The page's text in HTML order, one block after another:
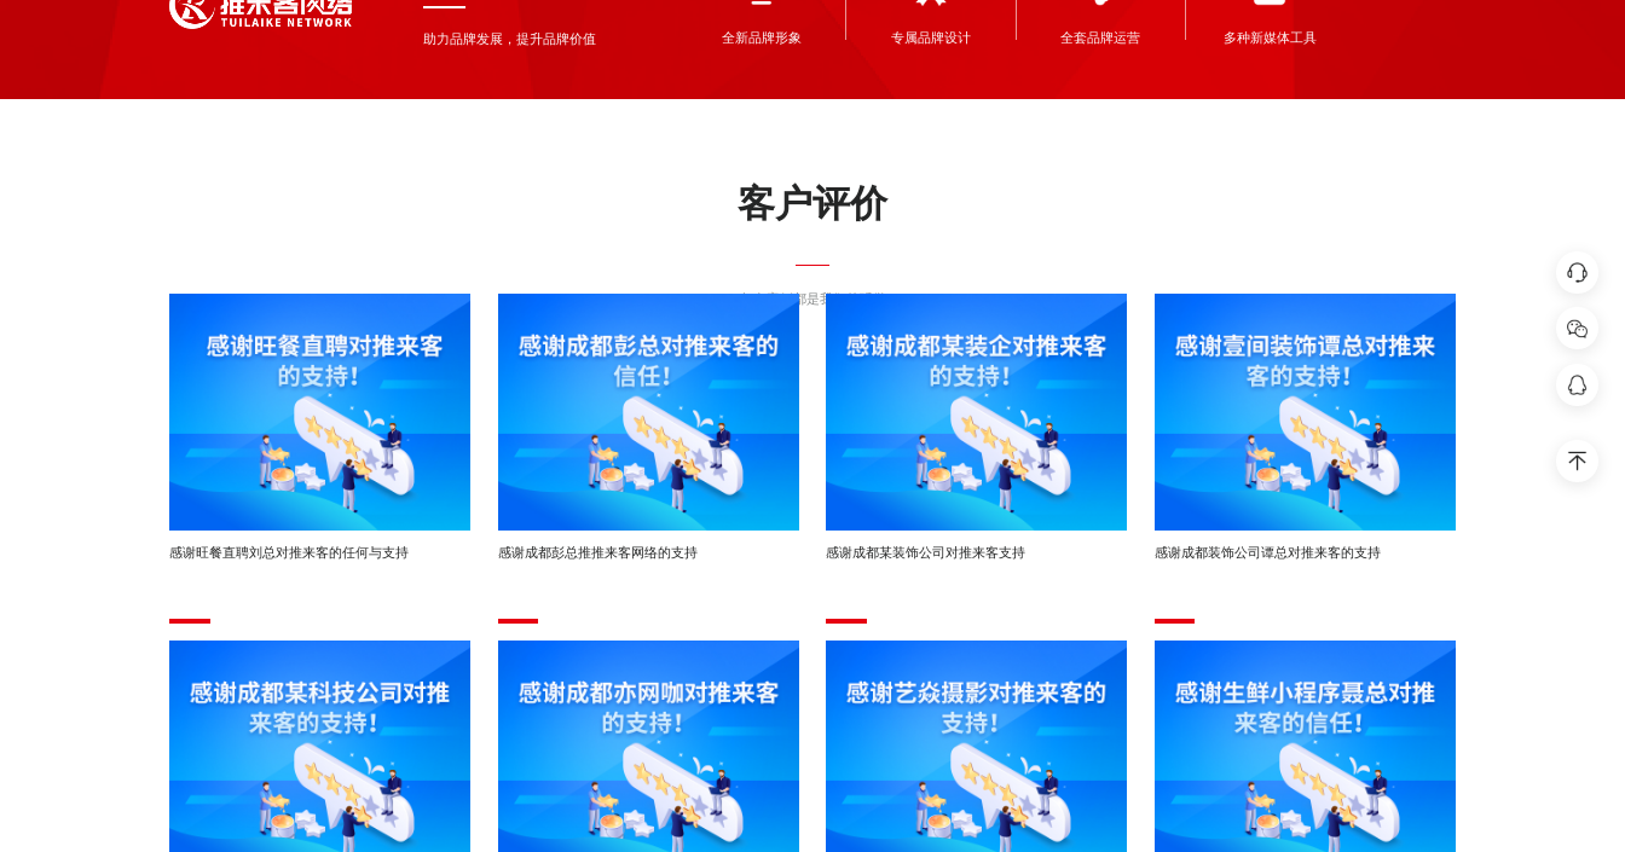
助力品牌发展，提升品牌价值 全新品牌形象 专属品牌设计 全套品牌运营 多种新媒体工具
客户评价
每套案例都是我们的骄傲
感谢旺餐直聘刘总对推来客的任何与支持 感谢成都彭总推推来客网络的支持 感谢成都某装饰公司对推来客支持 感谢成都装饰公司谭总对推来客的支持